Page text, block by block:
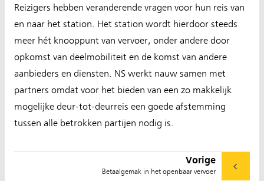
Reizigers hebben veranderende vragen voor hun reis van
en naar het station. Het station wordt hierdoor steeds
meer hét knooppunt van vervoer, onder andere door
opkomst van deelmobiliteit en de komst van andere
aanbieders en diensten. NS werkt nauw samen met
partners omdat voor het bieden van een zo makkelijk
mogelijke deur-tot-deurreis een goede afstemming
tussen alle betrokken partijen nodig is.
Vorige
Betaalgemak in het openbaar vervoer